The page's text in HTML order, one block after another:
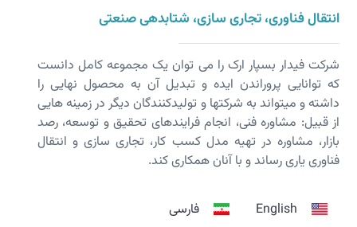
انتقال فناوری، تجاری سازی، شتابدهی صنعتی
شرکت فیدار بسپار ارک را می توان یک مجموعه کامل دانست
که توانایی پروراندن ایده و تبدیل آن به محصول نهایی را
داشته و می­تواند به شرکت­ها و تولیدکنندگان دیگر در زمینه هایی
از قبیل: مشاوره فنی، انجام فرایندهای تحقیق و توسعه، رصد
بازار، مشاوره در تهیه مدل کسب کار، تجاری سازی و انتقال
فناوری یاری رساند و با آنان همکاری کند.
English فارسی